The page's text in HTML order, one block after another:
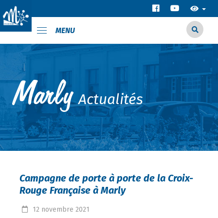
MENU
Actualités
Campagne de porte à porte de la Croix-
Rouge Française à Marly
12 novembre 2021